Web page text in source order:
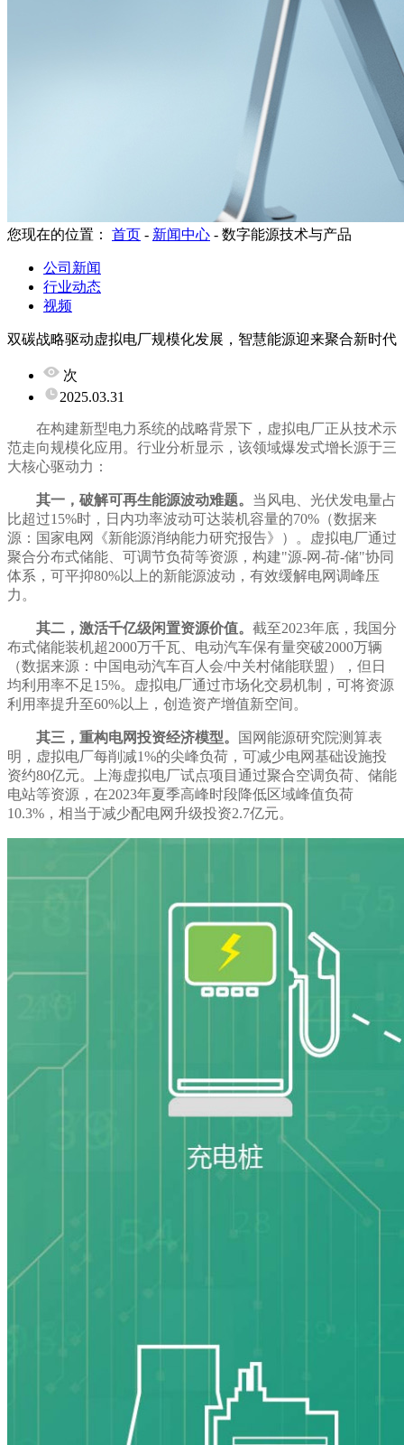
您现在的位置： 首页 - 新闻中心 - 数字能源技术与产品
公司新闻
行业动态
视频
双碳战略驱动虚拟电厂规模化发展，智慧能源迎来聚合新时代
次
2025.03.31
在构建新型电力系统的战略背景下，虚拟电厂正从技术示
范走向规模化应用。行业分析显示，该领域爆发式增长源于三
大核心驱动力：
其一，破解可再生能源波动难题。 当风电、光伏发电量占
比超过15%时，日内功率波动可达装机容量的70%（数据来
源：国家电网《新能源消纳能力研究报告》）。虚拟电厂通过
聚合分布式储能、可调节负荷等资源，构建"源-网-荷-储"协同
体系，可平抑80%以上的新能源波动，有效缓解电网调峰压
力。
其二，激活千亿级闲置资源价值。 截至2023年底，我国分
布式储能装机超2000万千瓦、电动汽车保有量突破2000万辆
（数据来源：中国电动汽车百人会/中关村储能联盟），但日
均利用率不足15%。虚拟电厂通过市场化交易机制，可将资源
利用率提升至60%以上，创造资产增值新空间。
其三，重构电网投资经济模型。
国网能源研究院测算表
明，虚拟电厂每削减1%的尖峰负荷，可减少电网基础设施投
资约80亿元。上海虚拟电厂试点项目通过聚合空调负荷、储能
电站等资源，在2023年夏季高峰时段降低区域峰值负荷
10.3%，相当于减少配电网升级投资2.7亿元。